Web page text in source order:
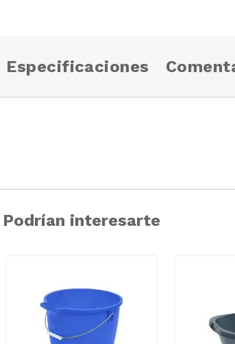
Especificaciones
Podrían interesarte